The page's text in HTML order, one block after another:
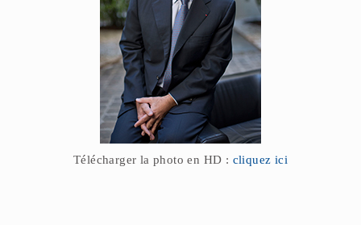
Télécharger la photo en HD : cliquez ici